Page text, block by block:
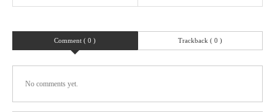
Comment ( 0 ) Trackback ( 0 )
No comments yet.